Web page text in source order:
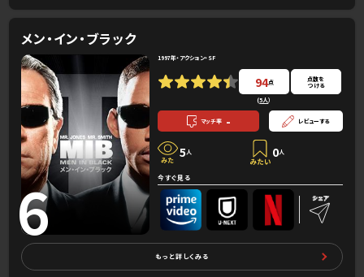
メン・イン・ブラック
6
1997年・アクション・SF
94点
(5人）
点数を
つける
マッチ率 - レビューする
5人 0人
今すぐ見る
もっと詳しくみる